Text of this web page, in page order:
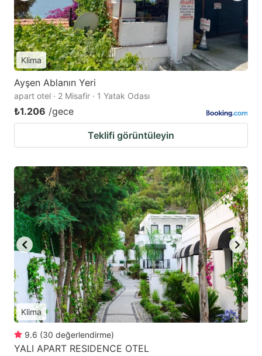
Klima
Ayşen Ablanın Yeri
apart otel · 2 Misafir · 1 Yatak Odası
₺1.206 /gece
Teklifi görüntüleyin
Klima
9.6 (30 değerlendirme)
YALI APART RESIDENCE OTEL